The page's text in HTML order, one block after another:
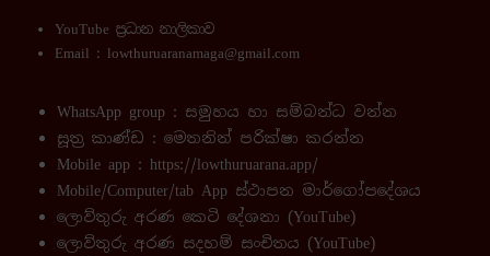
YouTube ප්‍රධාන නාලිකාව
Email : lowthuruaranamaga@gmail.com
WhatsApp group : සමුහය හා සම්බන්ධ වන්න
සූත්‍ර කාණ්ඩ : මෙතනින් පරික්ෂා කරන්න
Mobile app : https://lowthuruarana.app/
Mobile/Computer/tab App ස්ථාපන මාර්ගෝපදේශය
ලොව්තුරු අරණ කෙටි දේශනා (YouTube)
ලොව්තුරු අරණ සදහම් සංචිතය (YouTube)